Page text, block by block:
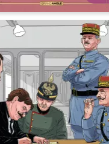
novembre
Date de
2026
Ils pensaient en finir pour
toujours avec la guerre...